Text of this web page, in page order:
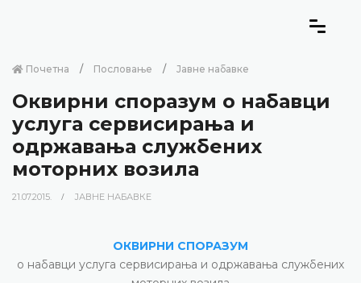
Почетна Пословање Јавне набавке
Оквирни споразум о набавци
услуга сервисирања и
одржавања службених
моторних возила
21.07.2015. ЈАВНЕ НАБАВКЕ
ОКВИРНИ СПОРАЗУМ
о набавци услуга сервисирања и одржавања службених